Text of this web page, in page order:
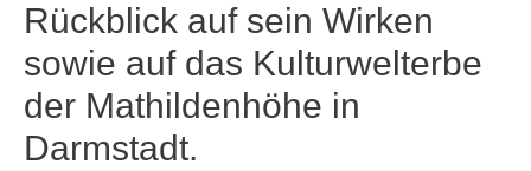
Rückblick auf sein Wirken
sowie auf das Kulturwelterbe
der Mathildenhöhe in
Darmstadt.